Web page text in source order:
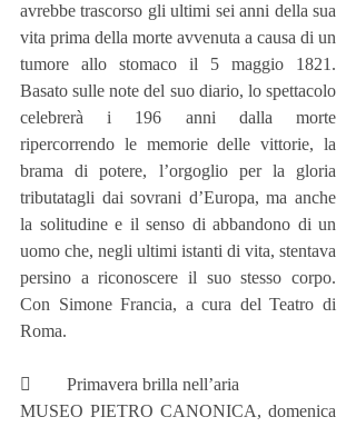
avrebbe trascorso gli ultimi sei anni della sua
vita prima della morte avvenuta a causa di un
tumore allo stomaco il 5 maggio 1821.
Basato sulle note del suo diario, lo spettacolo
celebrerà i 196 anni dalla morte
ripercorrendo le memorie delle vittorie, la
brama di potere, l’orgoglio per la gloria
tributatagli dai sovrani d’Europa, ma anche
la solitudine e il senso di abbandono di un
uomo che, negli ultimi istanti di vita, stentava
persino a riconoscere il suo stesso corpo.
Con Simone Francia, a cura del Teatro di
Roma.
        Primavera brilla nell’aria
MUSEO PIETRO CANONICA, domenica